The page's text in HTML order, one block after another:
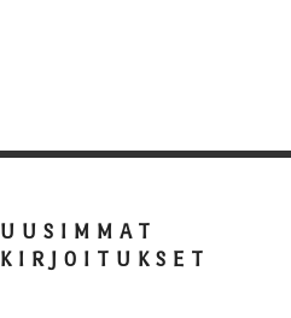
UUSIMMAT
KIRJOITUKSET